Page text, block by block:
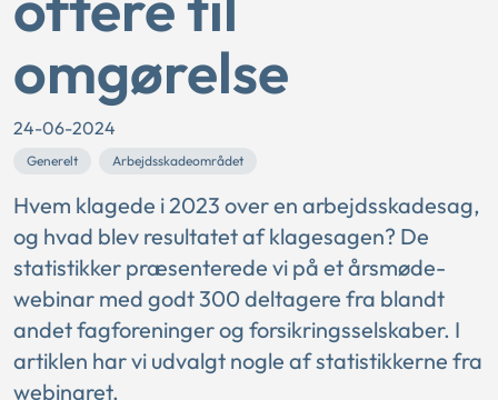
omgørelse
24-06-2024
Generelt Arbejdsskadeområdet
Hvem klagede i 2023 over en arbejdsskadesag,
og hvad blev resultatet af klagesagen? De
statistikker præsenterede vi på et årsmøde-
webinar med godt 300 deltagere fra blandt
andet fagforeninger og forsikringsselskaber. I
artiklen har vi udvalgt nogle af statistikkerne fra
webinaret.